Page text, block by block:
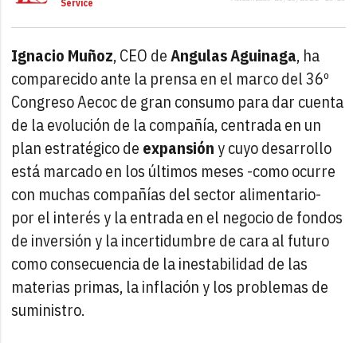
Service
Ignacio Muñoz, CEO deAngulas Aguinaga, ha
comparecido ante la prensa en el marco del 36º
Congreso Aecoc de gran consumo para dar cuenta
de la evolución de la compañía, centrada en un
plan estratégico de expansióny cuyo desarrollo
está marcado en los últimos meses -como ocurre
con muchas compañías del sector alimentario-
por el interés y la entrada en el negocio de fondos
de inversión y la incertidumbre de cara al futuro
como consecuencia de la inestabilidad de las
materias primas, la inflación y los problemas de
suministro.